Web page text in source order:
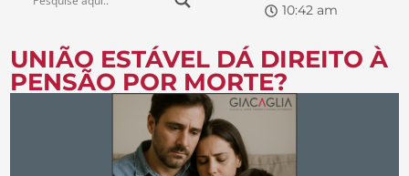
10:42 am
UNIÃO ESTÁVEL DÁ DIREITO À
PENSÃO POR MORTE?